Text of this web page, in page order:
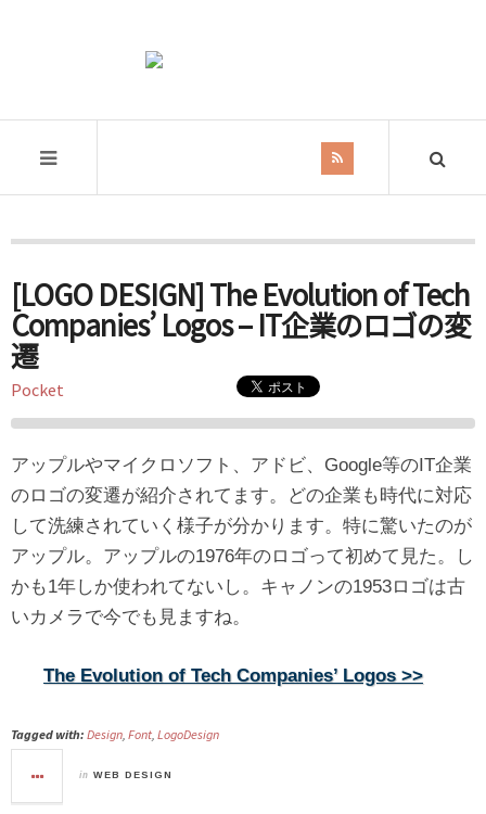
[LOGO DESIGN] The Evolution of Tech
Companies’ Logos – IT企業のロゴの変
遷
Pocket
アップルやマイクロソフト、アドビ、Google等のIT企業
のロゴの変遷が紹介されてます。どの企業も時代に対応
して洗練されていく様子が分かります。特に驚いたのが
アップル。アップルの1976年のロゴって初めて見た。し
かも1年しか使われてないし。キャノンの1953ロゴは古
いカメラで今でも見ますね。
The Evolution of Tech Companies’ Logos >>
Tagged with: Design, Font, LogoDesign
in WEB DESIGN